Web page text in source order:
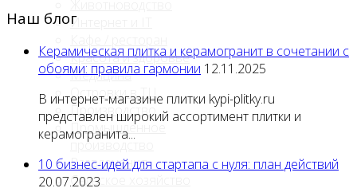
Интернет и IT
Красота и здоровье
Медицина
Островки в ТЦ
Производство
Промышленное
производство
Развлечения
Сельское хозяйство
Наш блог
Керамическая плитка и керамогранит в сочетании с
обоями: правила гармонии 12.11.2025
В интернет-магазине плитки kypi-plitky.ru
представлен широкий ассортимент плитки и
керамогранита...
10 бизнес-идей для стартапа с нуля: план действий
20.07.2023